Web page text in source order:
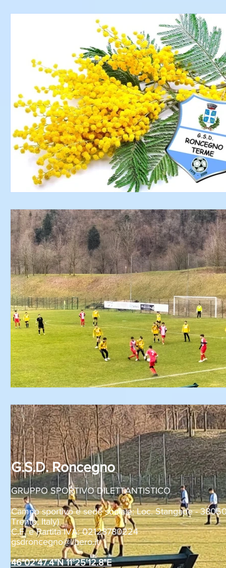
G.S.D. Roncegno
GRUPPO SPORTIVO DILETTANTISTICO
Campo sportivo e sede sociale: Loc. Stangade -
Trento, Italy)
C.F. e Partita IVA: 02128780224
gsdroncegno@libero.it
46°02'47.4"N 11°25'12.8"E